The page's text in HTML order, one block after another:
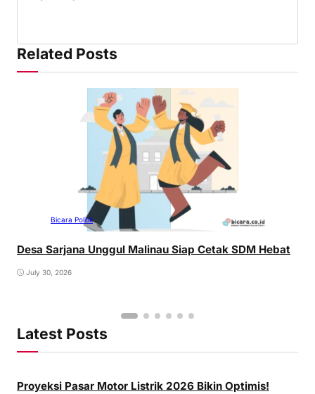
Related Posts
Bicara Politik
Desa Sarjana Unggul Malinau Siap Cetak SDM Hebat
July 30, 2026
Latest Posts
Proyeksi Pasar Motor Listrik 2026 Bikin Optimis!